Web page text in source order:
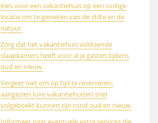
Kies voor een vakantiehuis op een rustige
locatie om te genieten van de stilte en de
natuur.
Zorg dat het vakantiehuis voldoende
slaapkamers heeft voor al je gasten tijdens
oud en nieuw.
Vergeet niet om op tijd te reserveren,
aangezien luxe vakantiehuizen snel
volgeboekt kunnen zijn rond oud en nieuw.